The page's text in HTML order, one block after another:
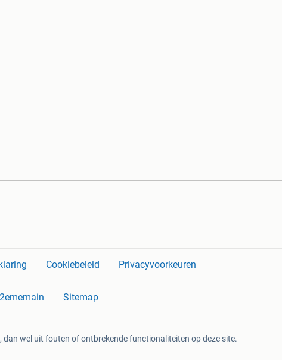
Cookiebeleid Privacyvoorkeuren
2ememain Sitemap
wel uit fouten of ontbrekende functionaliteiten op deze site.